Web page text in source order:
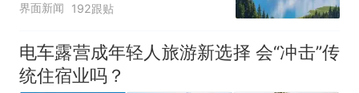
界面新闻 192跟贴
电车露营成年轻人旅游新选择 会“冲击”传
统住宿业吗？